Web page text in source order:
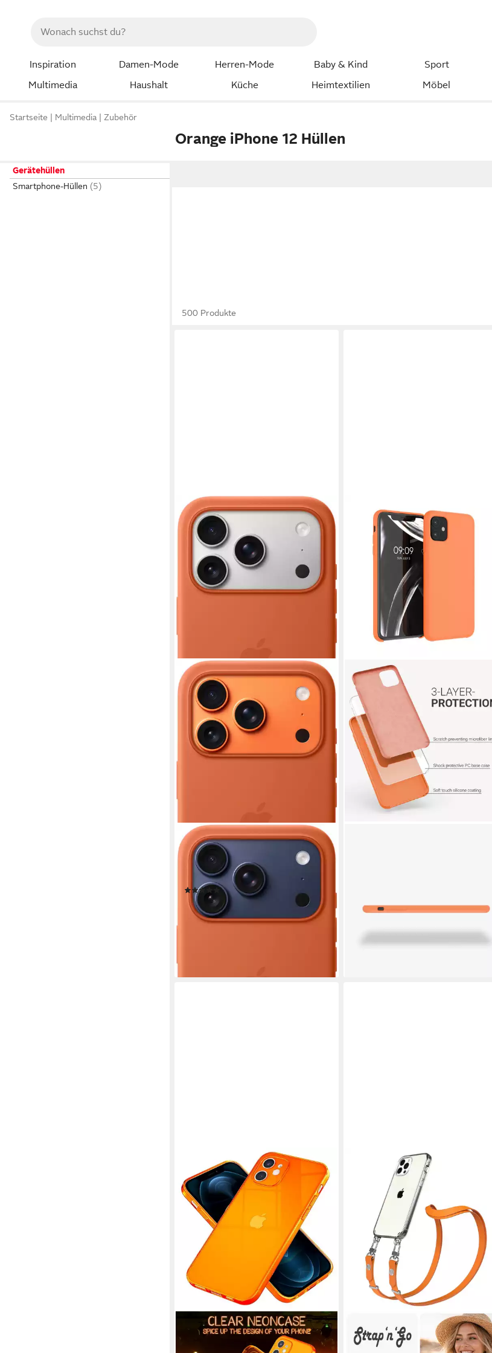
Inspiration Damen-Mode Herren-Mode Baby & Kind Sport
Multimedia
Haushalt Küche Heimtextilien Möbel
Startseite Multimedia Zubehör
Orange iPhone 12 Hüllen
Gerätehüllen
Smartphone-Hüllen
500 Produkte
APPLE
Smartphone-Hülle iPhone 17 Pro
Silikon Case mit MagSafe 16,0 cm
(6,3 Zoll)
(19)
51,98 € UVP 59,00 €
-12%